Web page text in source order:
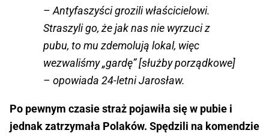
– Antyfaszyści grozili właścicielowi.
Straszyli go, że jak nas nie wyrzuci z
pubu, to mu zdemolują lokal, więc
wezwaliśmy „gardę” [służby porządkowe]
– opowiada 24-letni Jarosław.
Po pewnym czasie straż pojawiła się w pubie i
jednak zatrzymała Polaków. Spędzili na komendzie